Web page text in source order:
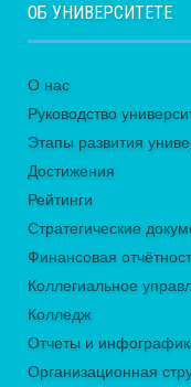
ОБ УНИВЕРСИТЕТЕ
О нас
Руководство
Этапы развития
Достижения
Рейтинги
Стратегические
Финансовая
Коллегиальное
Колледж
Отчеты и
Организационная